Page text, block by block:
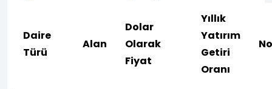
Daire
Türü
Alan
Dolar
Olarak
Fiyat
Yıllık
Yatırım
Getiri
Oranı